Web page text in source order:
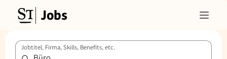
Jobs
Jobtitel, Firma, Skills, Benefits, etc.